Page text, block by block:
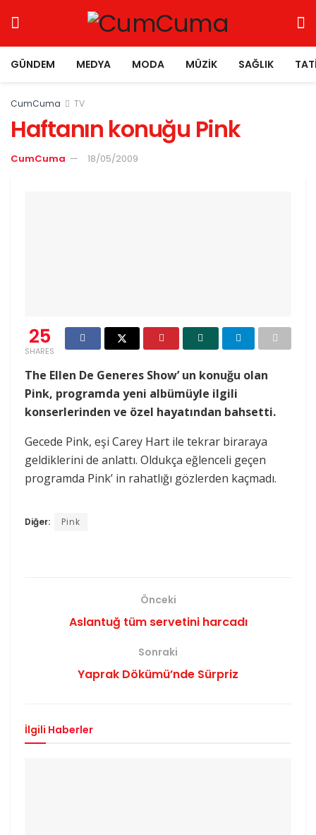
GÜNDEM MEDYA MODA MÜZIK SAĞLIK
CumCuma TV
Haftanın konuğu Pink
CumCuma 18/05/2009
25
SHARES
The Ellen De Generes Show’ un konuğu olan
Pink, programda yeni albümüyle ilgili
konserlerinden ve özel hayatından bahsetti.
Gecede Pink, eşi Carey Hart ile tekrar biraraya
geldiklerini de anlattı. Oldukça eğlenceli geçen
programda Pink’ in rahatlığı gözlerden kaçmadı.
Diğer: Pink
Önceki
Aslantuğ tüm servetini harcadı
Sonraki
Yaprak Dökümü’nde Sürpriz
İlgili Haberler